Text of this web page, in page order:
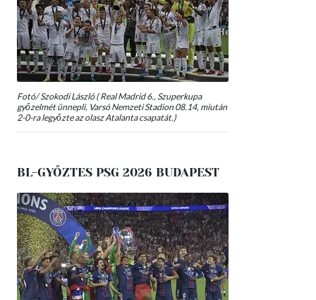
Fotó/ Szokodi László ( Real Madrid 6., Szuperkupa
győzelmét ünnepli, Varsó Nemzeti Stadion 08.14, miután
2-0-ra legyőzte az olasz Atalanta csapatát.)
BL-GYŐZTES PSG 2026 BUDAPEST